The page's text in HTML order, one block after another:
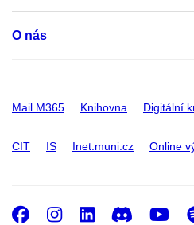
O nás
Mail M365 Knihovna Digitální
CIT IS Inet.muni.cz Online
Facebook
Instagram
LinkedIn